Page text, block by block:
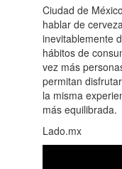
Ciudad de
hablar de
inevitablemente
hábitos de
vez más
permitan
la misma
más equilibrada.
Lado.mx